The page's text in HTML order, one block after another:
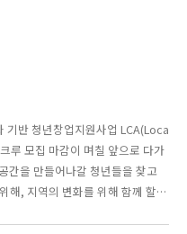
기반 청년창업지원사업 LCA(Loca
모집 마감이 며칠 앞으로 다가
간을 만들어나갈 청년들을 찾고
해, 지역의 변화를 위해 함께 할